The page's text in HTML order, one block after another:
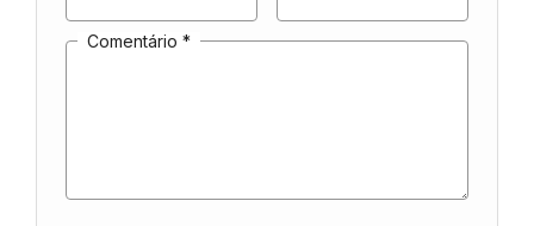
Comentário *